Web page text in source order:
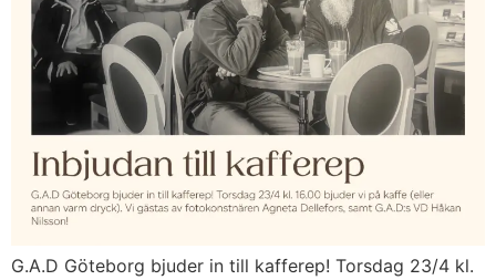
G.A.D Göteborg bjuder in till kafferep! Torsdag 23/4 kl.